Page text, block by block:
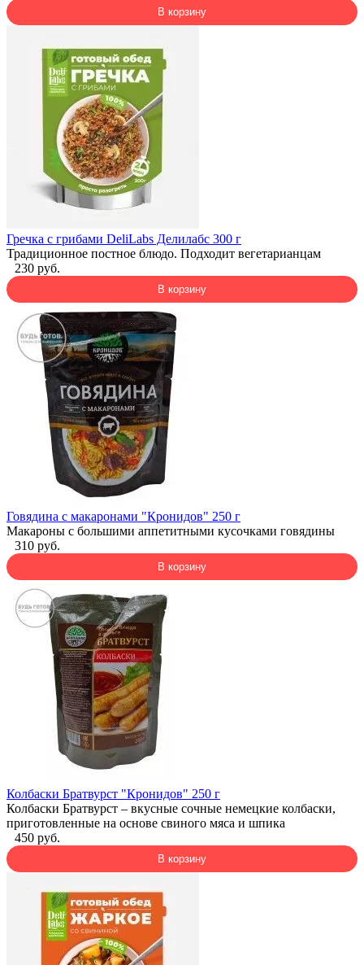
В корзину
Гречка с грибами DeliLabs Делилабс 300 г
Традиционное постное блюдо. Подходит вегетарианцам
230 руб.
В корзину
Говядина с макаронами "Кронидов" 250 г
Макароны с большими аппетитными кусочками говядины
310 руб.
В корзину
Колбаски Братвурст "Кронидов" 250 г
Колбаски Братвурст – вкусные сочные немецкие колбаски,
приготовленные на основе свиного мяса и шпика
450 руб.
В корзину